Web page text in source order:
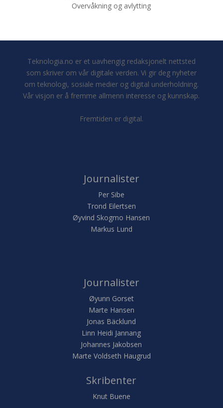
Overvåkning og avlytting
Teknologia.no er et uavhengig redaksjonelt nettsted
som skriver om vår digitale verden. Vi gir deg nyheter
om teknologi, sosiale medier og digital underholdning.
Vår visjon er å fremme allmenn interesse og kunnskap.
Fremtiden er digital.
Journalister
Per Sibe
Trond Eilertsen
Øyvind Skogmo Hansen
Markus Lund
Journalister
Øyunn Gorset
Marte Hansen
Jonas Bäcklund
Linn Heidi Jannang
Johannes Jakobsen
Marte Voldseth Haugrud
Skribenter
Knut Buene